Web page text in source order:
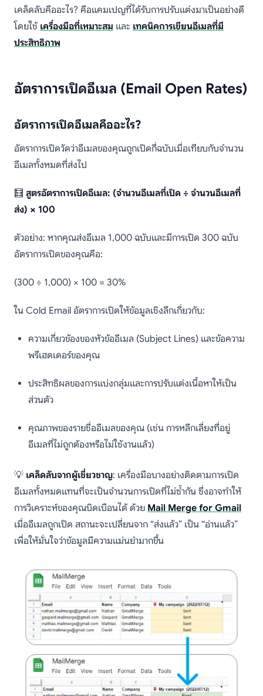
เคล็ดลับคืออะไร? คือแคมเปญที่ได้รับการปรับแต่งมาเป็นอย่างดี
โดยใช้ เครื่องมือที่เหมาะสม และ เทคนิคการเขียนอีเมลที่มี
ประสิทธิภาพ
อัตราการเปิดอีเมล (Email Open Rates)
อัตราการเปิดอีเมลคืออะไร?
อัตราการเปิดวัดว่าอีเมลของคุณถูกเปิดกี่ฉบับเมื่อเทียบกับจำนวน
อีเมลทั้งหมดที่ส่งไป
🧮 สูตรอัตราการเปิดอีเมล: (จำนวนอีเมลที่เปิด ÷ จำนวนอีเมลที่
ส่ง) × 100
ตัวอย่าง: หากคุณส่งอีเมล 1,000 ฉบับและมีการเปิด 300 ฉบับ
อัตราการเปิดของคุณคือ:
(300 ÷ 1,000) × 100 = 30%
ใน Cold Email อัตราการเปิดให้ข้อมูลเชิงลึกเกี่ยวกับ:
ความเกี่ยวข้องของหัวข้ออีเมล (Subject Lines) และข้อความ
พรีเฮดเดอร์ของคุณ
ประสิทธิผลของการแบ่งกลุ่มและการปรับแต่งเนื้อหาให้เป็น
ส่วนตัว
คุณภาพของรายชื่ออีเมลของคุณ (เช่น การหลีกเลี่ยงที่อยู่
อีเมลที่ไม่ถูกต้องหรือไม่ใช้งานแล้ว)
💡 เคล็ดลับจากผู้เชี่ยวชาญ: เครื่องมือบางอย่างติดตามการเปิด
อีเมลทั้งหมดแทนที่จะเป็นจำนวนการเปิดที่ไม่ซ้ำกัน ซึ่งอาจทำให้
การวิเคราะห์ของคุณบิดเบือนได้ ด้วย Mail Merge for Gmail
เมื่ออีเมลถูกเปิด สถานะจะเปลี่ยนจาก “ส่งแล้ว” เป็น “อ่านแล้ว”
เพื่อให้มั่นใจว่าข้อมูลมีความแม่นยำมากขึ้น